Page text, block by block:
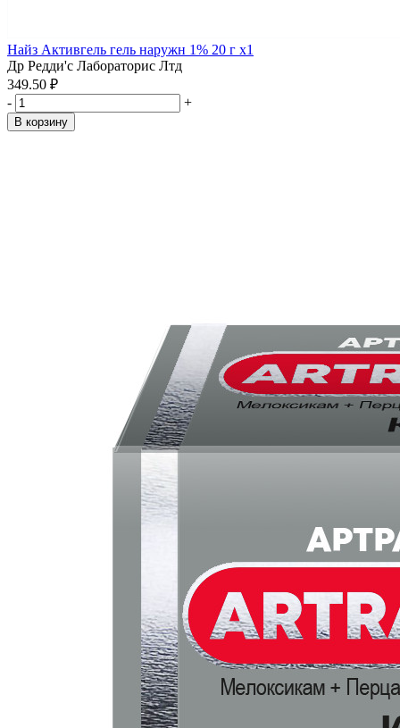
Найз Активгель гель наружн 1% 20 г x1
Др Редди'с Лабораторис Лтд
349.50 ₽
-
+
В корзину